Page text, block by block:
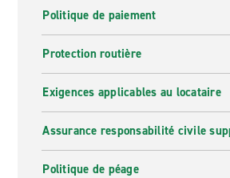
Politique de paiement
Protection routière
Exigences applicables au locataire
Assurance responsabilité civile
Politique de péage